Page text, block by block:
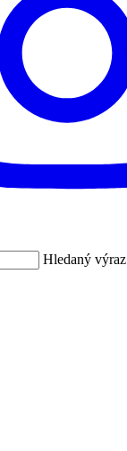
Hledaný výraz